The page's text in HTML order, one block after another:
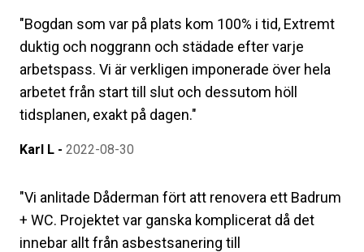
"Bogdan som var på plats kom 100% i tid, Extremt
duktig och noggrann och städade efter varje
arbetspass. Vi är verkligen imponerade över hela
arbetet från start till slut och dessutom höll
tidsplanen, exakt på dagen."
Karl L - 2022-08-30
"Vi anlitade Dåderman fört att renovera ett Badrum
+ WC. Projektet var ganska komplicerat då det
innebar allt från asbestsanering till